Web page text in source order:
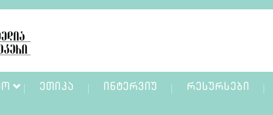
ᲔᲗᲘᲙᲐ ᲘᲜᲢᲔᲠᲕᲘᲣ ᲠᲔᲡᲣᲠᲡᲔᲑᲘ